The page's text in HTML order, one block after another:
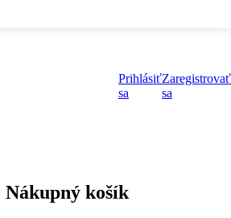
Prihlásiť
sa
Zaregistrovať
sa
Nákupný košík